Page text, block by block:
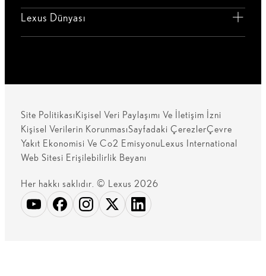
Lexus Dünyası
Site PolitikasıKişisel Veri Paylaşımı Ve İletişim İzni
Kişisel Verilerin KorunmasıSayfadaki ÇerezlerÇevre
Yakıt Ekonomisi Ve Co2 EmisyonuLexus International
Web Sitesi Erişilebilirlik Beyanı
Her hakkı saklıdır. © Lexus 2026